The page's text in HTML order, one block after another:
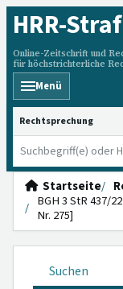
HRR-
Online-Zeitschrift und
für höchstrichterliche
Menü
HRRS durchsuchen
Startseite
BGH 3 StR 437/
Nr. 275]
Suchen